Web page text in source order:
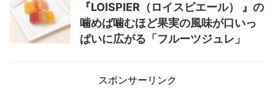
『LOISPIER（ロイスピエール） 』の
噛めば噛むほど果実の風味が口いっ
ぱいに広がる「フルーツジュレ」
スポンサーリンク